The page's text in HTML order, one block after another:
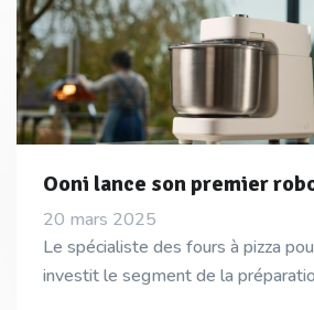
Ooni lance son premier
20 mars 2025
Le spécialiste des fours à pizza
investit le segment de la